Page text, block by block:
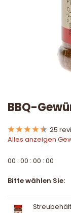
BBQ-
25
Alles anzeigen
00 : 00 : 00 : 00
Bitte wählen Sie: